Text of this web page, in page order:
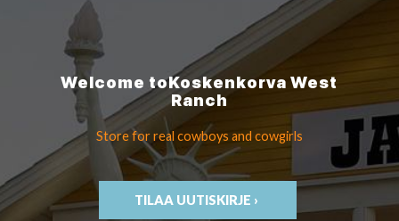
Welcome toKoskenkorvaWest
Ranch
Store for real cowboys and cowgirls
TILAA UUTISKIRJE ›